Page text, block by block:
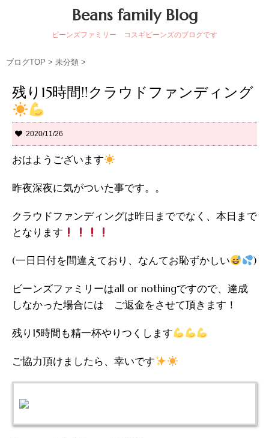
Beans family Blog
ビーンズファミリー コスギビーンズのブログです
ブログTOP > 未分類 >
残り15時間!!クラウドファンディング
2020/11/26
おはようございます
昨夜深夜に気がついた事です。。
クラウドファンディングは昨日まででなく、本日まで
となります
(一日日付を間違えており、なんてお恥ずかしい )
ビーンズファミリーはall or nothingですので、達成
しなかった場合には ご返金をさせて頂きます！
残り15時間も精一杯やりつくします
ご協力頂けましたら、幸いです